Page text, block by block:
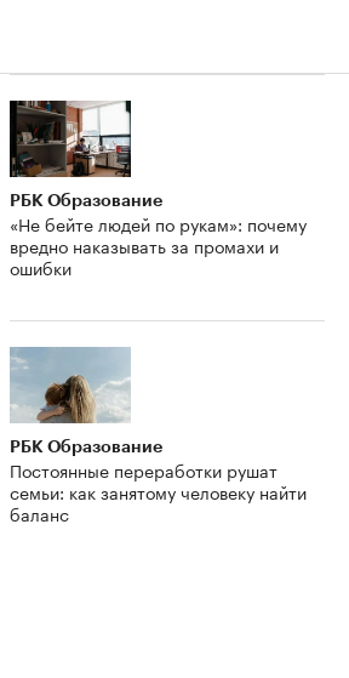
РБК Образование
«Не бейте людей по рукам»: почему
вредно наказывать за промахи и
ошибки
РБК Образование
Постоянные переработки рушат
семьи: как занятому человеку найти
баланс